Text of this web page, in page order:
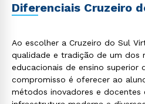
Diferenciais Cruzeiro
Ao escolher a Cruzeiro do Sul
qualidade e tradição de um dos
educacionais de ensino superior
compromisso é oferecer ao
métodos inovadores e docentes